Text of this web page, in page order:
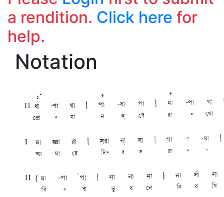
a rendition. Click here for
help.
Notation